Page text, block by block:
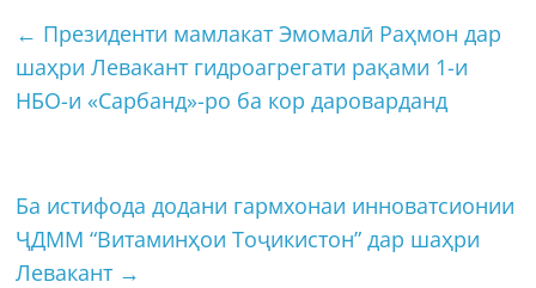
← Президенти мамлакат Эмомалӣ Раҳмон дар
шаҳри Левакант гидроагрегати рақами 1-и
НБО-и «Сарбанд»-ро ба кор дароварданд
Ба истифода додани гармхонаи инноватсионии
ҶДММ “Витаминҳои Тоҷикистон” дар шаҳри
Левакант →